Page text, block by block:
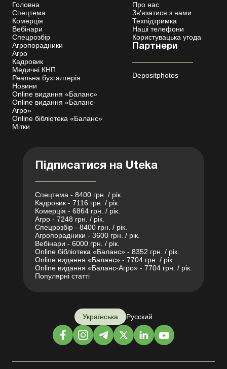
Головна
Спецтема
Комерція
Вебінари
Спецрозбір
Агропорадники
Агро
Кадровик
Медичні КНП
Реальна бухгалтерія
Новини
Online видання «Баланс»
Online видання «Баланс-
Агро»
Online бібліотека «Баланс»
Мітки
Про нас
Зв'язатися з нами
Техпідтримка
Наші телефони
Користувацька угода
Партнери
Depositphotos
Підписатися на Uteka
Спецтема - 8400 грн. / рік.
Кадровик - 7116 грн. / рік.
Комерція - 6864 грн. / рік.
Агро - 7248 грн. / рік.
Спецрозбір - 8400 грн. / рік.
Агропорадники - 3600 грн. / рік.
Вебінари - 6000 грн. / рік.
Online бібліотека «Баланс» - 8352 грн. / рік.
Online видання «Баланс» - 7704 грн. / рік.
Online видання «Баланс-Агро» - 7704 грн. / рік.
Популярні статті
Українська Русский